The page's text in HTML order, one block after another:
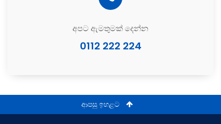
අපට ඇමතුමක් දෙන්න
0112 222 224
ආපසු ඉහළට